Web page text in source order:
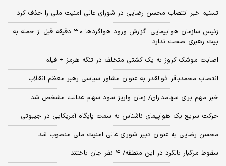
تسنیم خبر انتصاب محسن رضایی در شورای عالی امنیت ملی را حذف کرد
زئیس سازمان هواپیمایی: گزارش ورود هواگردها ٣٠ دقیقه قبل از حمله به
بیت رهبری صحت ندارد
اصابت موشک کروز به یک کشتی متخلف در تنگه هرمز + فیلم
انتصاب محمدباقر ذوالقدر به عنوان مشاور سیاسی رهبر معظم انقلاب
خبر مهم برای سهامداران/ زمان واریز سود سهام عدالت مشخص شد
حرکت سریع یک هواپیمای ناشناس به سمت پایگاه آمریکایی در جیبوتی
محسن رضایی به عنوان دبیر شورای عالی امنیت ملی منصوب شد
سقوط مرگبار بالگرد در این منطقه/ ۴ نفر جان باختند